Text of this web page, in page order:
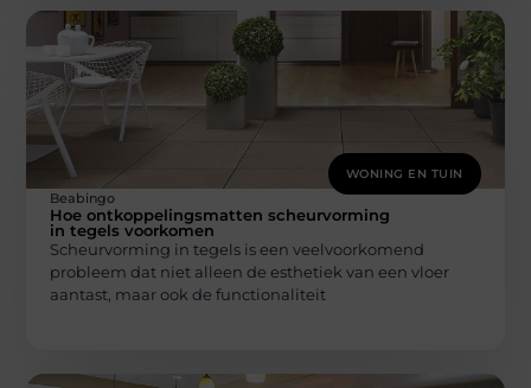
WONING EN TUIN
Beabingo
Hoe ontkoppelingsmatten scheurvorming
in tegels voorkomen
Scheurvorming in tegels is een veelvoorkomend
probleem dat niet alleen de esthetiek van een vloer
aantast, maar ook de functionaliteit